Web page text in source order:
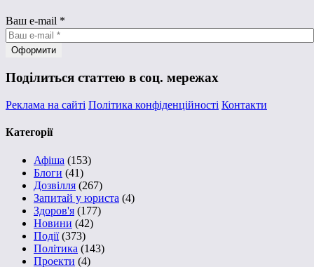
Ваш e-mail *
Поділиться статтею в соц. мережах
Реклама на сайті Політика конфіденційності Контакти
Категорії
Афіша (153)
Блоги (41)
Дозвілля (267)
Запитай у юриста (4)
Здоров'я (177)
Новини (42)
Події(373)
Політика (143)
Проекти (4)